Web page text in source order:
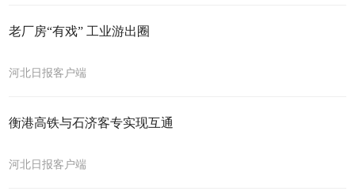
老厂房“有戏” 工业游出圈
河北日报客户端
衡港高铁与石济客专实现互通
河北日报客户端